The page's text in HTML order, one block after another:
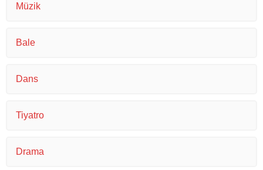
Müzik
Bale
Dans
Tiyatro
Drama